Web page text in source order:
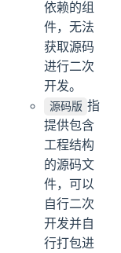
依赖的组
件，无法
获取源码
进行二次
开发。
源码版 指
提供包含
工程结构
的源码文
件，可以
自行二次
开发并自
行打包进